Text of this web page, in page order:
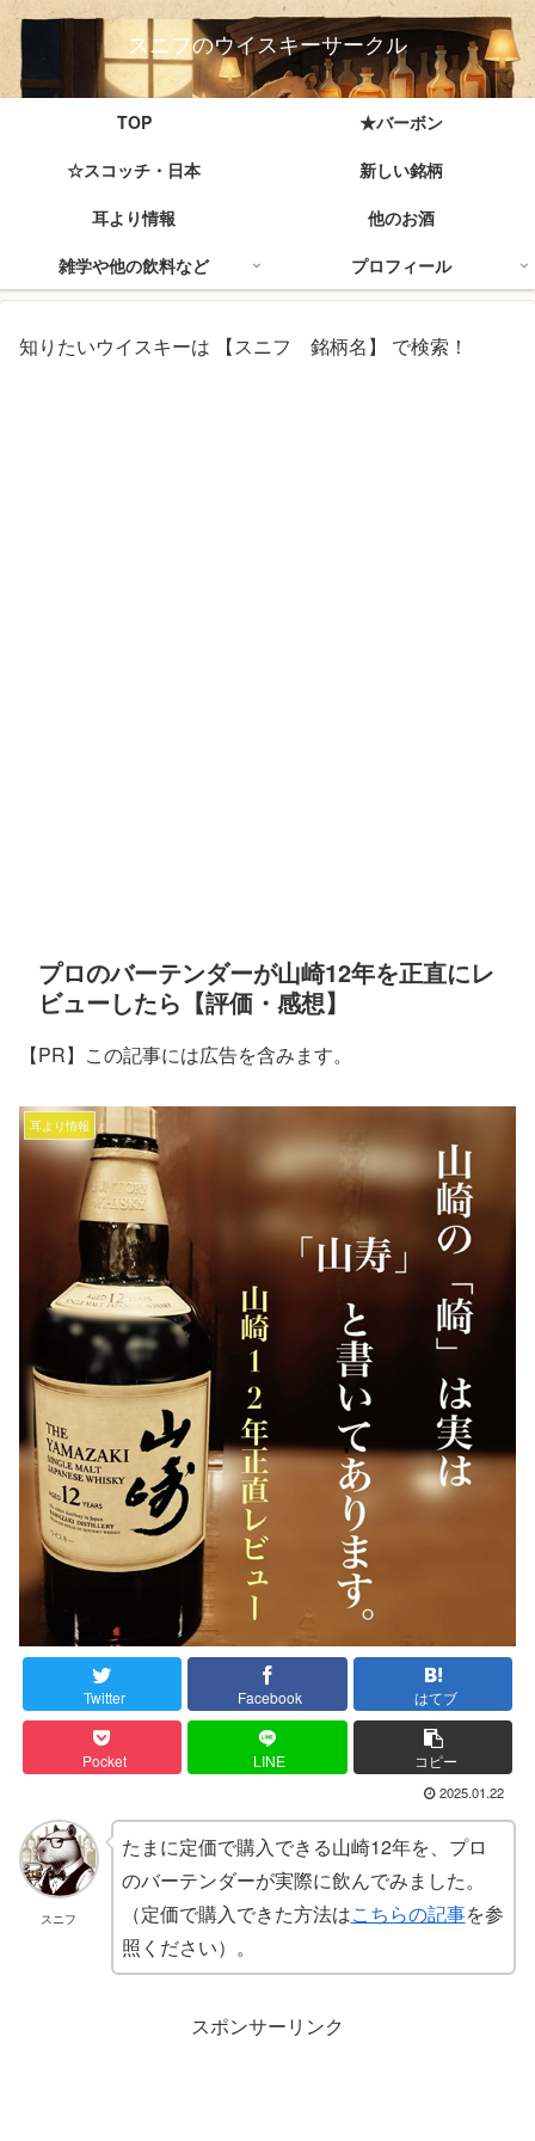
スニフのウイスキーサークル
TOP
★バーボン
☆スコッチ・日本
新しい銘柄
耳より情報
他のお酒
雑学や他の飲料など
プロフィール
知りたいウイスキーは 【スニフ 銘柄名】 で検索！
プロのバーテンダーが山崎12年を正直にレ
ビューしたら【評価・感想】
【PR】この記事には広告を含みます。
耳より情報
Twitter Facebook はてブ
Pocket LINE コピー
2025.01.22
スニフ
たまに定価で購入できる山崎12年を、プロ
のバーテンダーが実際に飲んでみました。
（定価で購入できた方法はこちらの記事を参
照ください）。
スポンサーリンク